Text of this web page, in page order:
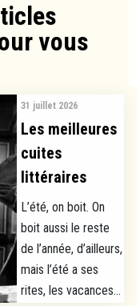
vous​
31 juillet 2026
Les meilleures
cuites
littéraires
L’été, on boit. On
boit aussi le reste
de l’année, d’ailleurs,
mais l’été a ses
rites, les vacances...